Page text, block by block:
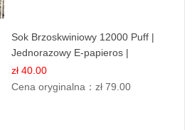
Sok Brzoskwiniowy 12000 Puff |
Jednorazowy E-papieros |
Owocowy Smak
zł 40.00
Cena oryginalna：zł 79.00